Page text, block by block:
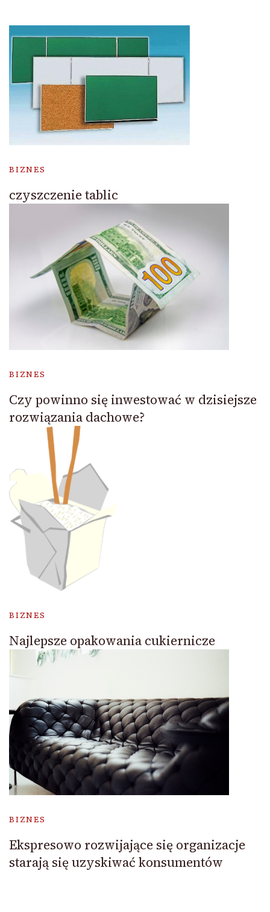
BIZNES
czyszczenie tablic
BIZNES
Czy powinno się inwestować w dzisiejsze
rozwiązania dachowe?
BIZNES
Najlepsze opakowania cukiernicze
BIZNES
Ekspresowo rozwijające się organizacje
starają się uzyskiwać konsumentów